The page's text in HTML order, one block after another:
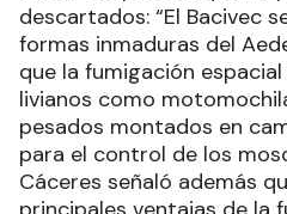
descartados: “El Bacivec
formas inmaduras del
que la fumigación
livianos como
pesados montados en
para el control de los
Cáceres señaló además